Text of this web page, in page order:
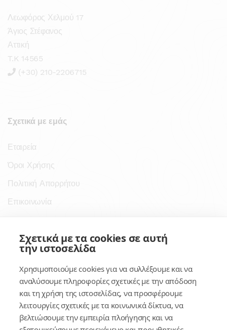
Λεωφόρος Χελμού 17
Άγιος Στέφανος
Αττική
T.K 14565
(+30) 210-2206715
Σχετικά με εμάς
Εταιρεία
Όροι Χρήσης
Πολιτική Απορρήτου
Επικοινωνία
Σύνδεσμοι
Κέντρο Γνώσης
Πλατφόρμα
Εγγραφή
Σχετικά με τα cookies σε αυτή
την ιστοσελίδα
Χρησιμοποιούμε cookies για να συλλέξουμε και να
αναλύσουμε πληροφορίες σχετικές με την απόδοση
και τη χρήση της ιστοσελίδας, να προσφέρουμε
λειτουργίες σχετικές με τα κοινωνικά δίκτυα, να
βελτιώσουμε την εμπειρία πλοήγησης και να